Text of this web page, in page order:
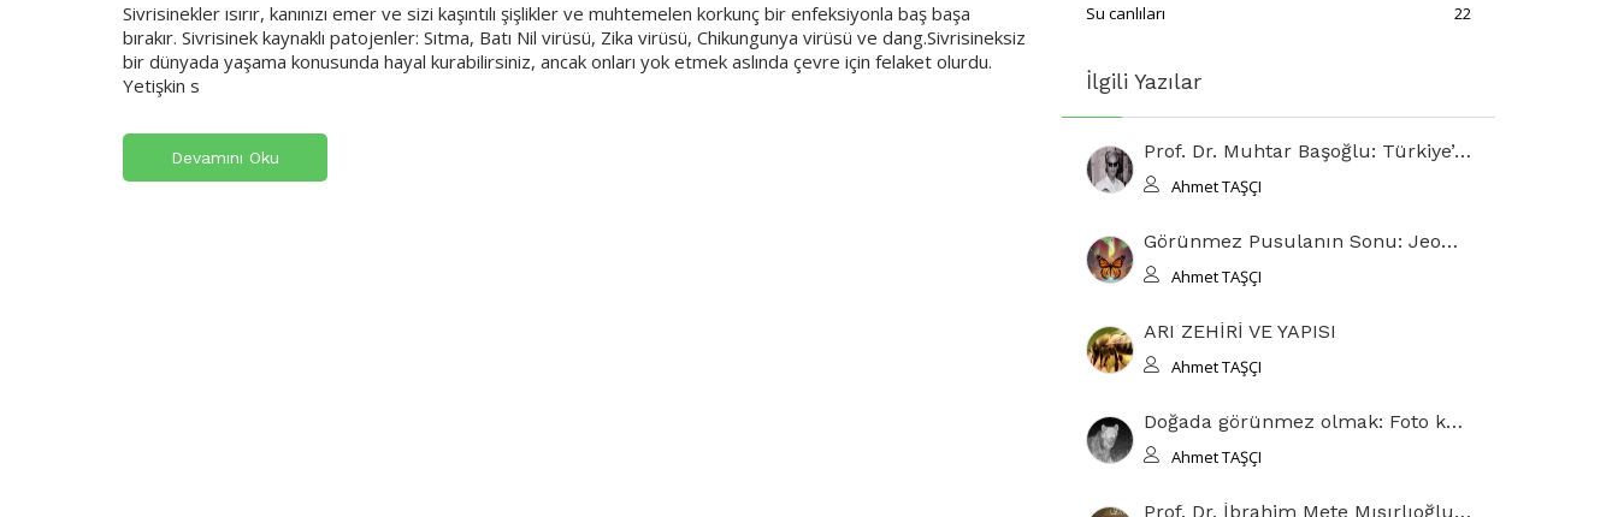
Sivrisinekler ısırır, kanınızı emer ve sizi kaşıntılı şişlikler ve muhtemelen korkunç bir enfeksiyonla baş başa
bırakır. Sivrisinek kaynaklı patojenler: Sıtma, Batı Nil virüsü, Zika virüsü, Chikungunya virüsü ve dang.Sivrisineksiz
bir dünyada yaşama konusunda hayal kurabilirsiniz, ancak onları yok etmek aslında çevre için felaket olurdu.
Yetişkin s
Devamını Oku
Su canlıları
22
İlgili Yazılar
Prof. Dr. Muhtar Başoğlu: Türkiye’de Herpetolojinin Bilimsel Temellerini Atan Öncü
Ahmet TAŞÇI
Görünmez Pusulanın Sonu: Jeomanyetik Çöküş ve Yaban Hayatının Sessiz Kıyameti
Ahmet TAŞÇI
ARI ZEHİRİ VE YAPISI
Ahmet TAŞÇI
Doğada görünmez olmak: Foto kapanlar ve hayvanların görüş alanı
Ahmet TAŞÇI
Prof. Dr. İbrahim Mete Mısırlıoğlu — Hayatı, Akademik Yolculuğu ve Bilimsel Katkıları